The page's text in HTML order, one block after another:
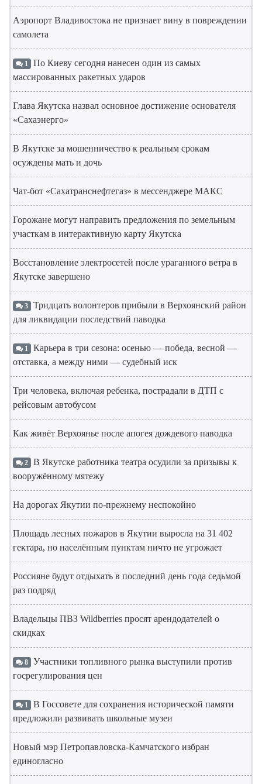
Аэропорт Владивостока не признает вину в повреждении
самолета
1 По Киеву сегодня нанесен один из самых
массированных ракетных ударов
Глава Якутска назвал основное достижение основателя
«Сахаэнерго»
В Якутске за мошенничество к реальным срокам
осуждены мать и дочь
Чат-бот «Сахатранснефтегаз» в мессенджере МАКС
Горожане могут направить предложения по земельным
участкам в интерактивную карту Якутска
Восстановление электросетей после ураганного ветра в
Якутске завершено
3 Тридцать волонтеров прибыли в Верхоянский район
для ликвидации последствий паводка
1 Карьера в три сезона: осенью — победа, весной —
отставка, а между ними — судебный иск
Три человека, включая ребенка, пострадали в ДТП с
рейсовым автобусом
Как живёт Верхоянье после апогея дождевого паводка
2 В Якутске работника театра осудили за призывы к
вооружённому мятежу
На дорогах Якутии по-прежнему неспокойно
Площадь лесных пожаров в Якутии выросла на 31 402
гектара, но населённым пунктам ничто не угрожает
Россияне будут отдыхать в последний день года седьмой
раз подряд
Владельцы ПВЗ Wildberries просят арендодателей о
скидках
8 Участники топливного рынка выступили против
госрегулирования цен
1 В Госсовете для сохранения исторической памяти
предложили развивать школьные музеи
Новый мэр Петропавловска-Камчатского избран
единогласно